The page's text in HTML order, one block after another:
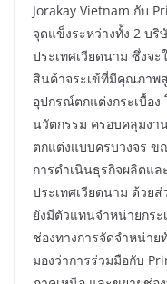
Jorakay Vietnam กับ
จุดแข็งระหว่างทั้ง 2 บริ
ประเทศเวียดนาม ซึ่งจ
สินค้าจระเข้ที่มีคุณภาพ
อุปกรณ์ตกแต่งกระเบื้อ
นวัตกรรม ครอบคลุมงา
ตกแต่งแบบครบวงจร ข
การดำเนินธุรกิจผลิตแ
ประเทศเวียดนาม ด้วย
ยังมีตัวแทนจำหน่ายกร
ช่องทางการจัดจำหน่าย
มองว่าการร่วมมือกับ